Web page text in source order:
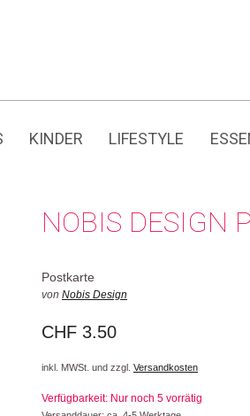
KINDER LIFESTYLE
NOBIS DESIGN
Postkarte
von Nobis Design
CHF 3.50
inkl. MWSt. und zzgl. Versandkosten
Verfügbarkeit: Nur noch 5 vorrätig